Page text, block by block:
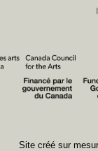
Site créé sur